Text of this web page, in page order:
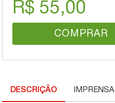
R$ 55,00
COMPRAR
DESCRIÇÃO IMPRENSA